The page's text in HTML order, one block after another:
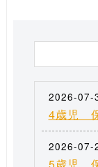
2026-07-
4歳児 保
2026-07-